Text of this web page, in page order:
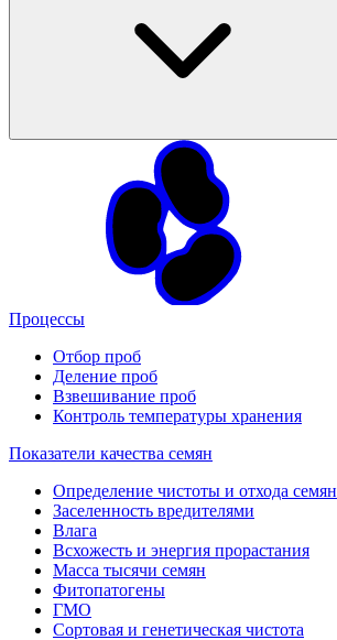
Процессы
Отбор проб
Деление проб
Взвешивание проб
Контроль температуры хранения
Показатели качества семян
Определение чистоты и отхода семян
Заселенность вредителями
Влага
Всхожесть и энергия прорастания
Масса тысячи семян
Фитопатогены
ГМО
Сортовая и генетическая чистота